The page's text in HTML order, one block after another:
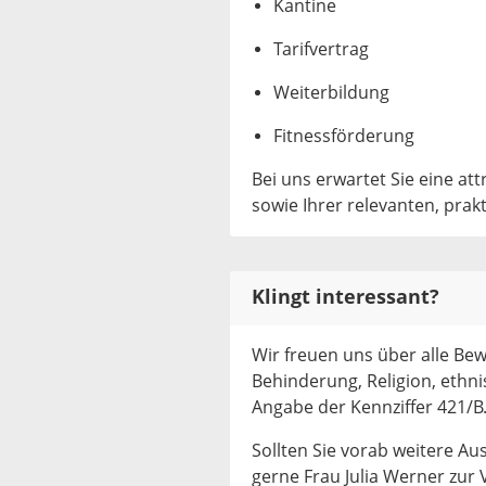
Kantine
Tarifvertrag
Weiterbildung
Fitnessförderung
Bei uns erwartet Sie eine
sowie Ihrer relevanten,
Klingt interessant?
Wir freuen uns über alle
Behinderung, Religion,
Angabe der Kennziffer 421/B.
Sollten Sie vorab weitere
gerne Frau Julia Werner zur